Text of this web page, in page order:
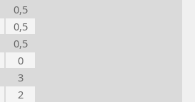
0,5
0,5
0,5
0
3
2